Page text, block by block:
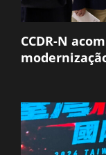
CCDR-N